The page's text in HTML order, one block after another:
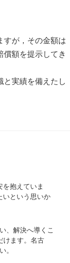
すが，その金額は
額を提示してき
と実績を備えたし
抱えていま
いという思いか
、解決へ導くこ
けます。名古
。